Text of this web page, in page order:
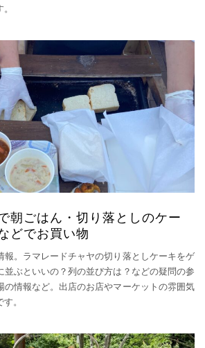
朝ごはん・切り落としのケー
どでお買い物
報。ラマレードチャヤの切り落としケーキをゲ
並ぶといいの？列の並び方は？などの疑問の参
の情報など。出店のお店やマーケットの雰囲気
。